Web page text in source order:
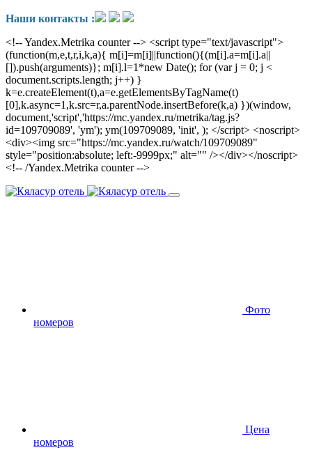
Наши контакты :
<!-- Yandex.Metrika counter --> <script type="text/javascript">
(function(m,e,t,r,i,k,a){ m[i]=m[i]||function(){(m[i].a=m[i].a||
[]).push(arguments)}; m[i].l=1*new Date(); for (var j = 0; j <
document.scripts.length; j++) }
k=e.createElement(t),a=e.getElementsByTagName(t)
[0],k.async=1,k.src=r,a.parentNode.insertBefore(k,a) })(window,
document,'script','https://mc.yandex.ru/metrika/tag.js?
id=109709089', 'ym'); ym(109709089, 'init', ); </script> <noscript>
<div><img src="https://mc.yandex.ru/watch/109709089"
style="position:absolute; left:-9999px;" alt="" /></div></noscript>
<!-- /Yandex.Metrika counter -->
Фото
номеров
Цена
номеров